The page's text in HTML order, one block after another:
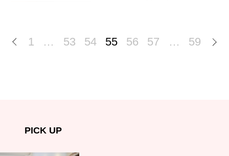
1 … 53 54 55 56 57 … 59
PICK UP